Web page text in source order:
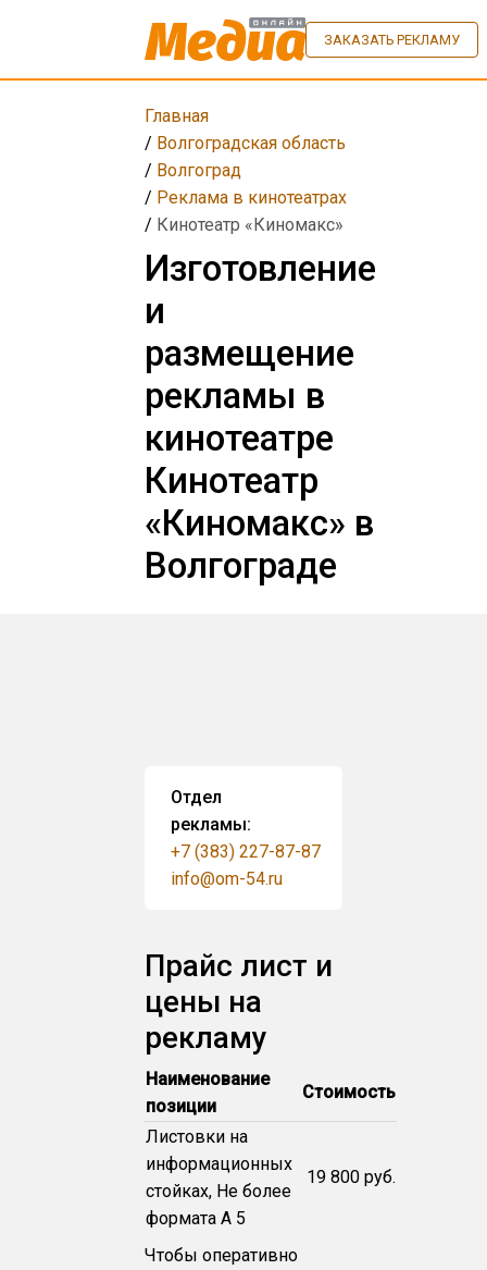
ЗАКАЗАТЬ РЕКЛАМУ
Главная
/ Волгоградская область
/ Волгоград
/ Реклама в кинотеатрах
/ Кинотеатр «Киномакс»
Изготовление
и
размещение
рекламы в
кинотеатре
Кинотеатр
«Киномакс» в
Волгограде
Отдел
рекламы:
+7 (383) 227-87-87
info@om-54.ru
Прайс лист и
цены на
рекламу
Наименование
позиции
Стоимость
Листовки на
информационных
стойках, Не более
формата А 5
19 800 руб.
Чтобы оперативно